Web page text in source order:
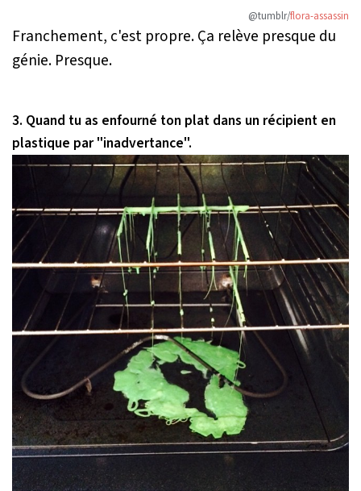
@tumblr/flora-assassin
Franchement, c'est propre. Ça relève presque du
génie. Presque.
3. Quand tu as enfourné ton plat dans un récipient en
plastique par "inadvertance".